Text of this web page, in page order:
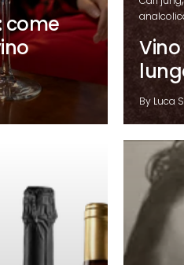
come
By Luca